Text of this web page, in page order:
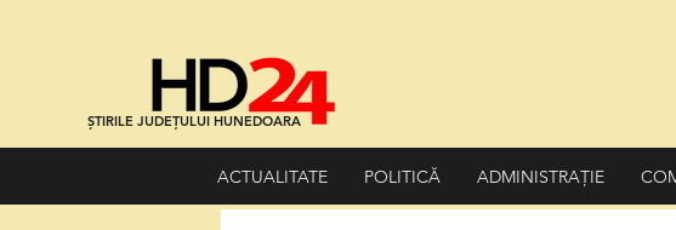
ȘTIRILE JUDEȚULUI HUNEDOARA
ACTUALITATE POLITICĂ ADMINISTRAȚIE